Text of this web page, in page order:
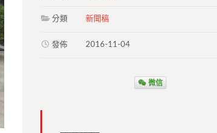
分類 新聞稿
發佈 2016-11-04
微信